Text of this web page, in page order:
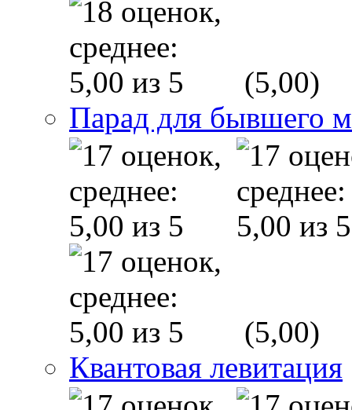
(5,00)
Парад для бывшего
(5,00)
Квантовая левитация